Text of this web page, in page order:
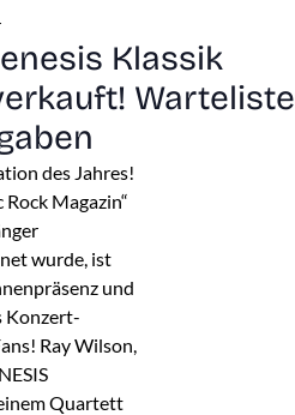
Klassik
Warteliste
des Jahres!
Magazin“
wurde, ist
und
Konzert-
Ray Wilson,
Quartett